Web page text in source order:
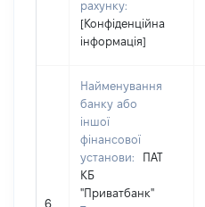
рахунку:
[Конфіденційна
інформація]
6
Найменування
банку або
іншої
фінансової
установи:
ПАТ
КБ
"Приватбанк"